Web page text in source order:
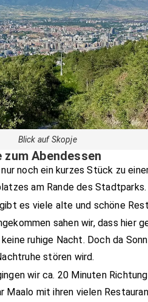
Blick auf Skopje
zum Abendessen
noch ein kurzes Stück zu
am Rande des Stadtparks.
es viele alte und schöne
sahen wir, dass hier
ruhige Nacht. Doch da
stören wird.
wir ca. 20 Minuten
Maalo mit ihren vielen